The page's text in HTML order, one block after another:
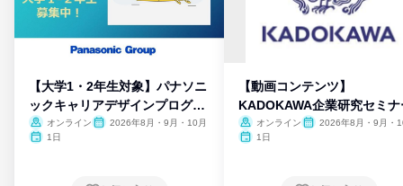
【大学1・2年生対象】パナソニ
ックキャリアデザインプログラ
ム
オンライン
2026年8月・9月・10月
1日
【動画コンテンツ】
KADOKAWA企業研究セミナ
オンライン
2026年8月・9月・
1日